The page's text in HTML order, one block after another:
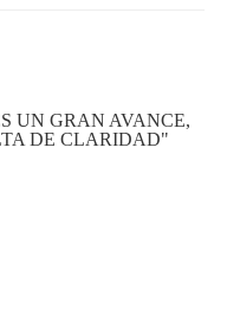
UN GRAN AVANCE,
DE CLARIDAD"